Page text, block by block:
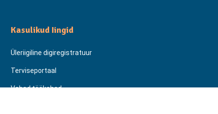
Kasulikud Iingid
Üleriigiline digiregistratuur
Terviseportaal
Vabad töökohad